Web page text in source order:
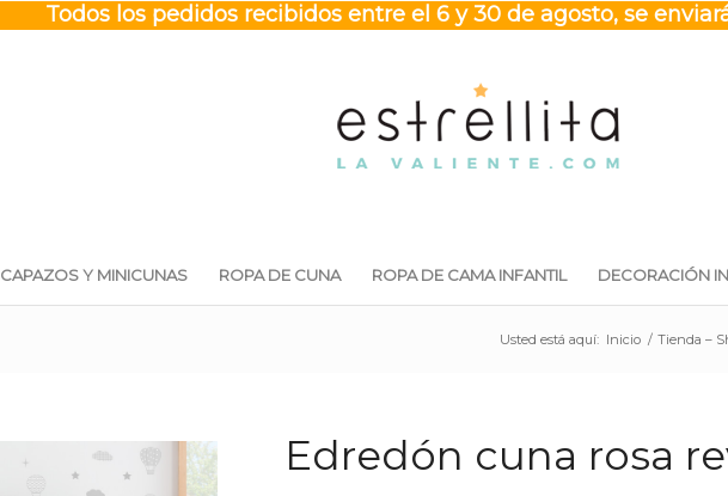
Todos los pedidos recibidos entre el 6 y 30 de agosto, se
CAPAZOS Y MINICUNAS ROPA DE CUNA ROPA DE CAMA INFANTIL DECORACIÓN
Usted está aquí: Inicio / Tienda –
Edredón cuna rosa